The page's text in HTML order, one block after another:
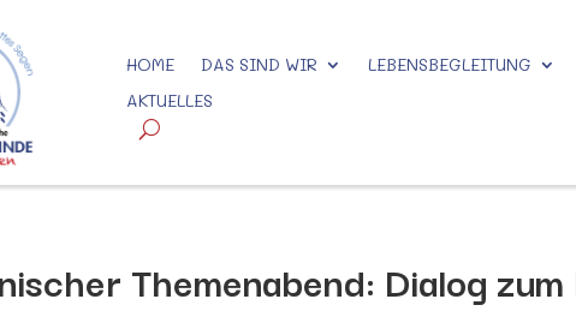
HOME DAS SIND WIR LEBENSBEGLEITUNG
AKTUELLES
Themenabend: Dialog